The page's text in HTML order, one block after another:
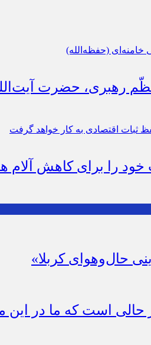
رهبری، حضرت
خود را برای کاهش
حال‌وهوای کربلا»
حالی است که ما در این